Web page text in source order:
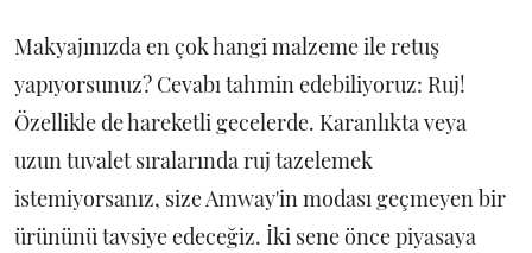
Makyajınızda en çok hangi malzeme ile retuş
yapıyorsunuz? Cevabı tahmin edebiliyoruz: Ruj!
Özellikle de hareketli gecelerde. Karanlıkta veya
uzun tuvalet sıralarında ruj tazelemek
istemiyorsanız, size Amway'in modası geçmeyen bir
ürününü tavsiye edeceğiz. İki sene önce piyasaya